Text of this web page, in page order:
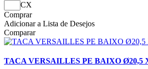
CX
Comprar
Adicionar a Lista de Desejos
Comparar
TACA VERSAILLES PE BAIXO Ø20,5